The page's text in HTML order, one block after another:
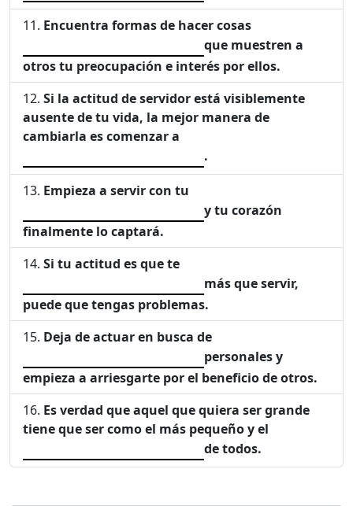
Encuentra formas de hacer cosas
que muestren a
otros tu preocupación e interés por ellos.
Si la actitud de servidor está visiblemente
ausente de tu vida, la mejor manera de
cambiarla es comenzar a
.
Empieza a servir con tu
y tu corazón
finalmente lo captará.
Si tu actitud es que te
más que servir,
puede que tengas problemas.
Deja de actuar en busca de
personales y
empieza a arriesgarte por el beneficio de otros.
Es verdad que aquel que quiera ser grande
tiene que ser como el más pequeño y el
de todos.